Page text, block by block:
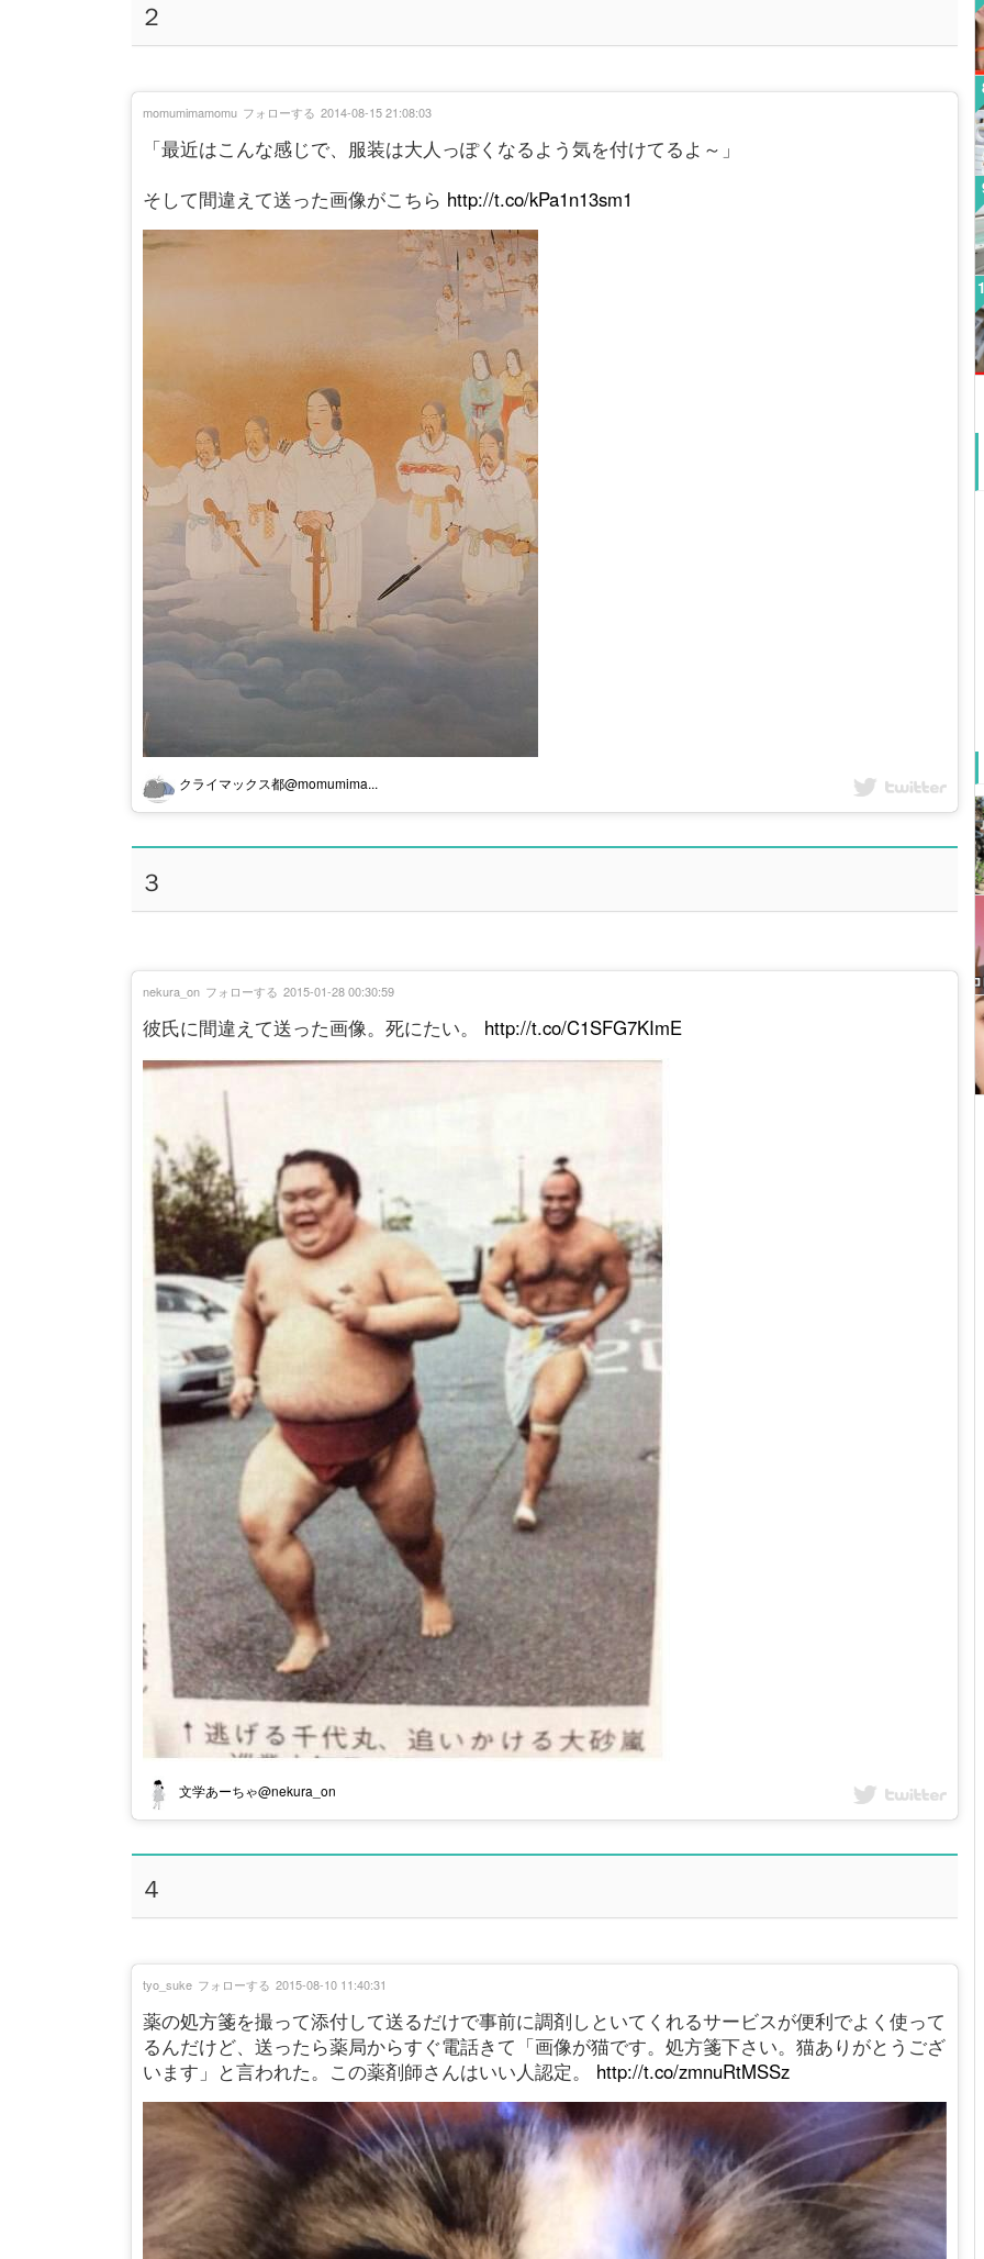
２
「最近はこんな感じで、服装は大人っぽくなるよう気を付けてるよ～」
そして間違えて送った画像がこちら http://t.co/kPa1n13sm1
クライマックス都@momumima...
momumimamomu フォローする 2014-08-15 21:08:03
３
彼氏に間違えて送った画像。死にたい。 http://t.co/C1SFG7KImE
文学あーちゃ@nekura_on
nekura_on フォローする 2015-01-28 00:30:59
４
薬の処方箋を撮って添付して送るだけで事前に調剤しといてくれるサービスが便利でよく使って
るんだけど、送ったら薬局からすぐ電話きて「画像が猫です。処方箋下さい。猫ありがとうござ
います」と言われた。この薬剤師さんはいい人認定。 http://t.co/zmnuRtMSSz
tyo_suke フォローする 2015-08-10 11:40:31